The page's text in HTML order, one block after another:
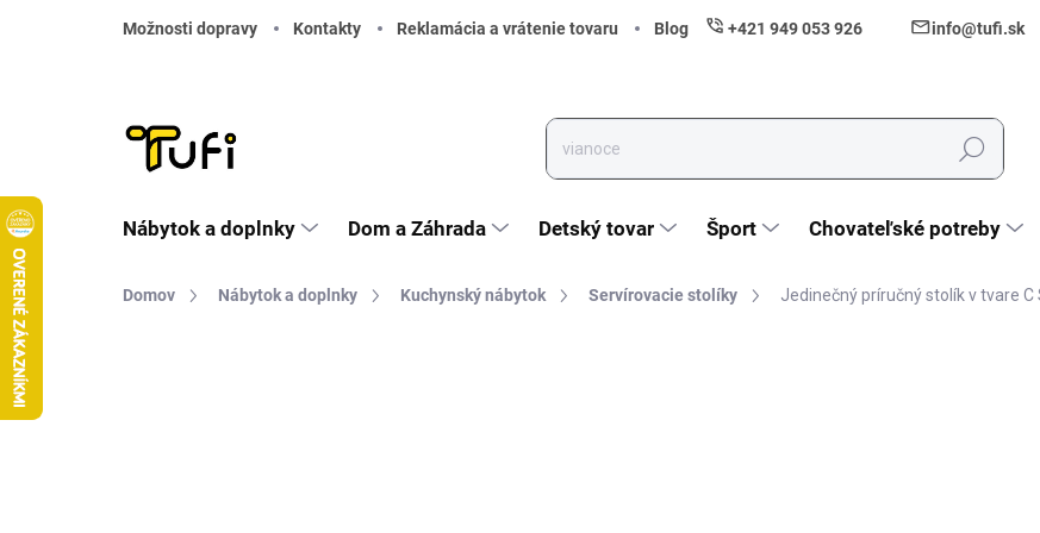
Možnosti dopravy
Kontakty Reklamácia a vrátenie tovaru Blog +421 949 053 926 info@tufi.sk
Hľadať
Nábytok a doplnky Dom a Záhrada Detský tovar Šport Chovateľské potreby
Domov Nábytok a doplnky Kuchynský nábytok Servírovacie stolíky Jedinečný príručný stolík v tvare C